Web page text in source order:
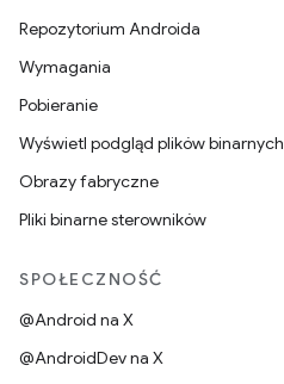
Repozytorium Androida
Wymagania
Pobieranie
Wyświetl podgląd plików binarnych
Obrazy fabryczne
Pliki binarne sterowników
SPOŁECZNOŚĆ
@Android na X
@AndroidDev na X